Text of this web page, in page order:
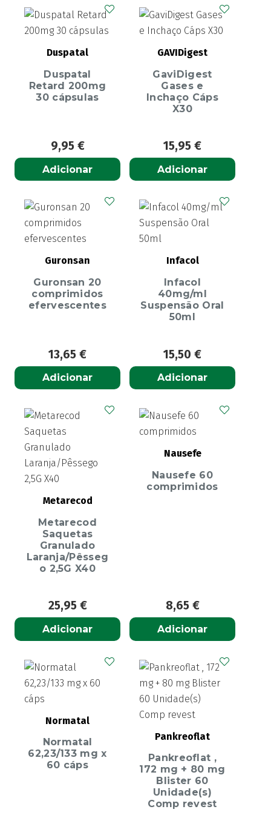
Duspatal
Duspatal
Retard 200mg
30 cápsulas
9,95 €
Adicionar
GAVIDigest
GaviDigest
Gases e
Inchaço Cáps
X30
15,95 €
Adicionar
Guronsan
Guronsan 20
comprimidos
efervescentes
13,65 €
Adicionar
Infacol
Infacol
40mg/ml
Suspensão Oral
50ml
15,50 €
Adicionar
Metarecod
Metarecod
Saquetas
Granulado
Laranja/Pêsseg
o 2,5G X40
25,95 €
Adicionar
Nausefe
Nausefe 60
comprimidos
8,65 €
Adicionar
Normatal
Normatal
62,23/133 mg x
60 cáps
Pankreoflat
Pankreoflat ,
172 mg + 80 mg
Blister 60
Unidade(s)
Comp revest